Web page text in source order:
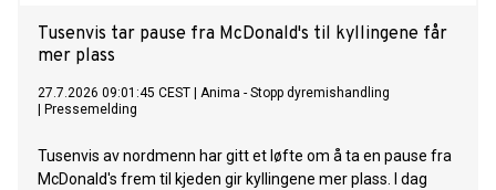
Tusenvis tar pause fra McDonald's til kyllingene får
mer plass
27.7.2026 09:01:45 CEST
Anima - Stopp dyremishandling
Pressemelding
Tusenvis av nordmenn har gitt et løfte om å ta en pause fra
McDonald's frem til kjeden gir kyllingene mer plass. I dag